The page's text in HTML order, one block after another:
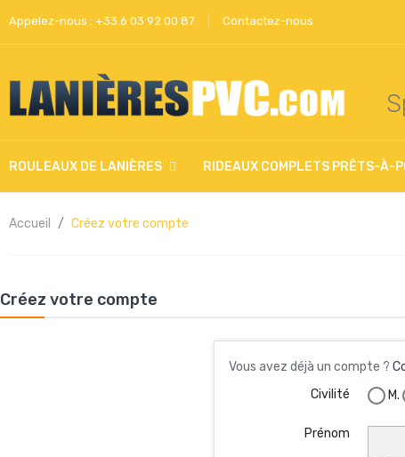
Appelez-nous : +33.6 03 92 00 87 Contactez-nous
ROULEAUX DE LANIÈRES RIDEAUX COMPLETS PRÊTS-À-
Accueil Créez votre compte
Créez votre compte
Vous avez déjà un compte ?
Civilité
M.
Prénom